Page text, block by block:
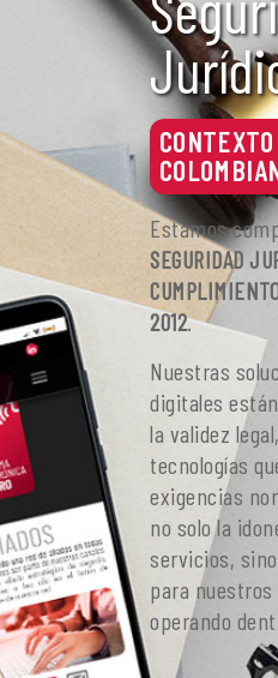
Estamos
SEGURIDAD
2012.
Nuestras
digitales
la validez
tecnologías
exigencias
no solo la
servicios,
para
operando